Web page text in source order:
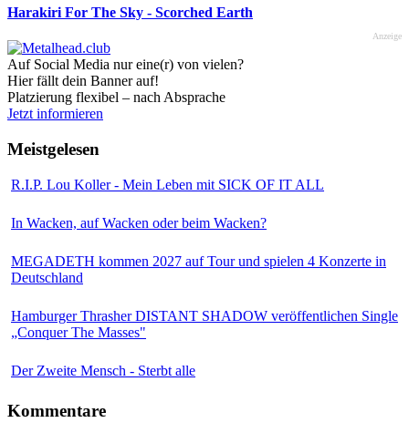
Harakiri For The Sky - Scorched Earth
Anzeige
Auf Social Media nur eine(r) von vielen?
Hier fällt dein Banner auf!
Platzierung flexibel – nach Absprache
Jetzt informieren
Meistgelesen
R.I.P. Lou Koller - Mein Leben mit SICK OF IT ALL
In Wacken, auf Wacken oder beim Wacken?
MEGADETH kommen 2027 auf Tour und spielen 4 Konzerte in
Deutschland
Hamburger Thrasher DISTANT SHADOW veröffentlichen Single
„Conquer The Masses"
Der Zweite Mensch - Sterbt alle
Kommentare